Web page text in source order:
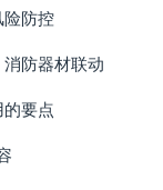
险防控
防器材联动
要点